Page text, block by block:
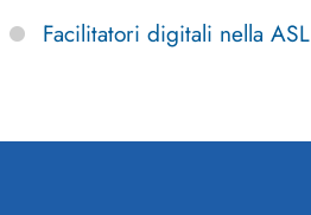
Facilitatori digitali nella ASL